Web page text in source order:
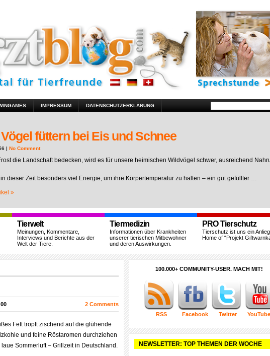
IMPRESSUM DATENSCHUTZERKLÄRUNG
füttern bei Eis und Schnee
| No Comment
die Landschaft bedecken, wird es für unsere heimischen Wildvögel schwer, ausreichend
dieser Zeit besonders viel Energie, um ihre Körpertemperatur zu halten – ein gut gefüllter …
»
Tierwelt
Meinungen, Kommentare,
Interviews und Berichte aus der
Welt der Tiere.
Tiermedizin
Informationen über Krankheiten
unserer tierischen Mitbewohner
und deren Auswirkungen.
PRO Tierschutz
Tierschutz ist uns ein
Home of “Projekt
2 Comments
Fett tropft zischend auf die glühende
und feine Röstaromen durchziehen
laue Sommerluft – Grillzeit in Deutschland.
100.000+ COMMUNITY-USER. MACH MIT!
RSS Facebook Twitter YouTube
NEWSLETTER: TOP THEMEN DER WOCHE